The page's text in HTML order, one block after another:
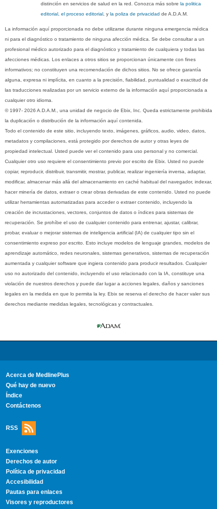
distinción en servicios de salud en la red. Conozca más sobrela politica
editorial, el proceso editorial , yla poliza de privacidad de A.D.A.M.
La información aquí proporcionada no debe utilizarse durante ninguna emergencia médica
ni para el diagnóstico o tratamiento de ninguna afección médica. Se debe consultar a un
profesional médico autorizado para el diagnóstico y tratamiento de cualquiera y todas las
afecciones médicas. Los enlaces a otros sitios se proporcionan únicamente con fines
informativos; no constituyen una recomendación de dichos sitios. No se ofrece garantía
alguna, expresa ni implícita, en cuanto a la precisión, fiabilidad, puntualidad o exactitud de
las traducciones realizadas por un servicio externo de la información aquí proporcionada a
cualquier otro idioma.
© 1997- 2026 A.D.A.M., una unidad de negocio de Ebix, Inc. Queda estrictamente prohibida
la duplicación o distribución de la información aquí contenida.
Todo el contenido de este sitio, incluyendo texto, imágenes, gráficos, audio, video, datos,
metadatos y compilaciones, está protegido por derechos de autor y otras leyes de
propiedad intelectual. Usted puede ver el contenido para uso personal y no comercial.
Cualquier otro uso requiere el consentimiento previo por escrito de Ebix. Usted no puede
copiar, reproducir, distribuir, transmitir, mostrar, publicar, realizar ingeniería inversa, adaptar,
modificar, almacenar más allá del almacenamiento en caché habitual del navegador, indexar,
hacer minería de datos, extraer o crear obras derivadas de este contenido. Usted no puede
utilizar herramientas automatizadas para acceder o extraer contenido, incluyendo la
creación de incrustaciones, vectores, conjuntos de datos o índices para sistemas de
recuperación. Se prohíbe el uso de cualquier contenido para entrenar, ajustar, calibrar,
probar, evaluar o mejorar sistemas de inteligencia artificial (IA) de cualquier tipo sin el
consentimiento expreso por escrito. Esto incluye modelos de lenguaje grandes, modelos de
aprendizaje automático, redes neuronales, sistemas generativos, sistemas de recuperación
aumentada y cualquier software que ingiera contenido para producir resultados. Cualquier
uso no autorizado del contenido, incluyendo el uso relacionado con la IA, constituye una
violación de nuestros derechos y puede dar lugar a acciones legales, daños y sanciones
legales en la medida en que lo permita la ley. Ebix se reserva el derecho de hacer valer sus
derechos mediante medidas legales, tecnológicas y contractuales.
Acerca de MedlinePlus
Qué hay de nuevo
Índice
Contáctenos
RSS
Exenciones
Derechos de autor
Política de privacidad
Accesibilidad
Pautas para enlaces
Visores y reproductores